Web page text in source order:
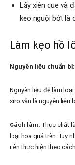
Lấy xiên que và
kẹo nguội bớt là
Làm kẹo hồ
Nguyên liệu chuẩn bị:
Nguyên liệu để làm
siro vẫn là nguyên liệu
Cách làm:Thực chất
loại hoa quả trên. Tuy
nên thực hiện theo